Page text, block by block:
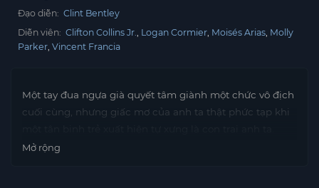
Đạo diễn: Clint Bentley
Diễn viên: Clifton Collins Jr. Logan Cormier Moisés Arias Molly
Parker Vincent Francia
Một tay đua ngựa già quyết tâm giành một chức vô địch
cuối cùng, nhưng giấc mơ của anh ta thật phức tạp khi
Mở rộng